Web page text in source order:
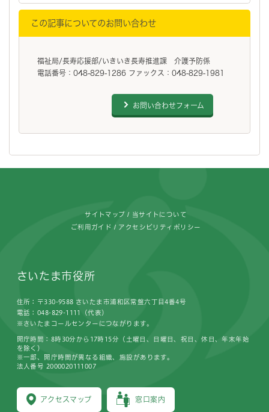
この記事についてのお問い合わせ
福祉局/長寿応援部/いきいき長寿推進課 介護予防係
電話番号：048-829-1286 ファックス：048-829-1981
お問い合わせフォーム
サイトマップ 当サイトについて
ご利用ガイド アクセシビリティポリシー
さいたま市役所
住所：〒330-9588 さいたま市浦和区常盤六丁目4番4号
電話：048-829-1111（代表）
※さいたまコールセンターにつながります。
アクセスマップ 窓口案内
開庁時間：8時30分から17時15分（土曜日、日曜日、祝日、休日、年末年始
を除く）
※一部、開庁時間が異なる組織、施設があります。
法人番号 2000020111007